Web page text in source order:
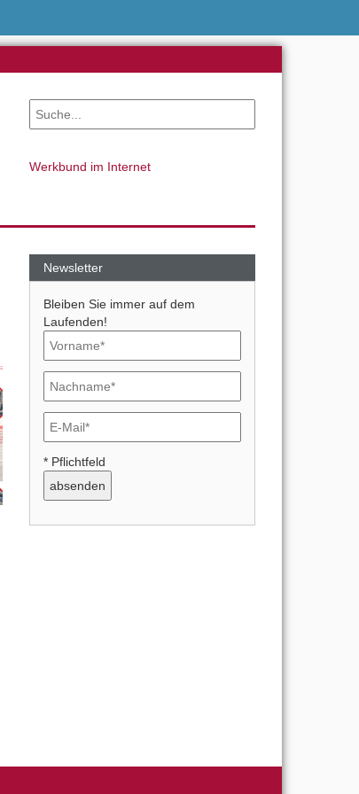
Werkbund im Internet
Newsletter
Bleiben Sie immer auf dem
Laufenden!
* Pflichtfeld